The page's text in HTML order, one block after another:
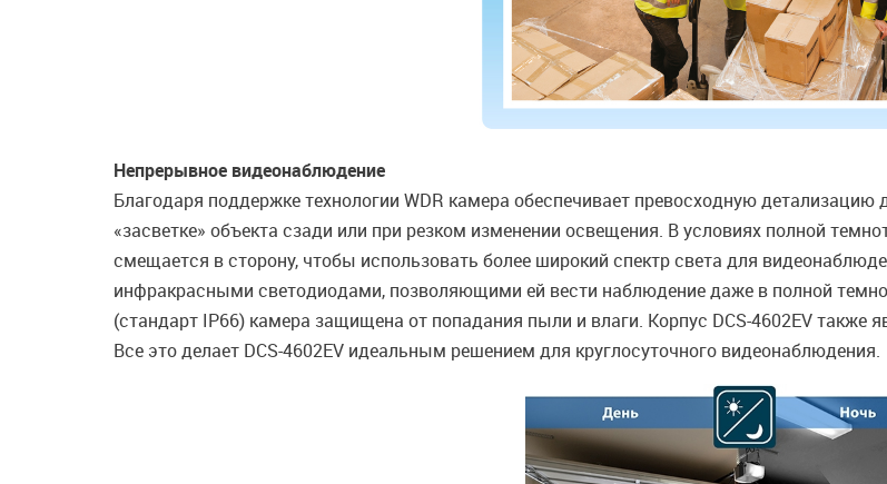
Непрерывное видеонаблюдение
Благодаря поддержке технологии WDR камера обеспечивает превосходную
«засветке» объекта сзади или при резком изменении освещения. В условиях полной
смещается в сторону, чтобы использовать более широкий спектр света для
инфракрасными светодиодами, позволяющими ей вести наблюдение даже в полной
(стандарт IP66) камера защищена от попадания пыли и влаги. Корпус DCS-4602EV также
Все это делает DCS-4602EV идеальным решением для круглосуточного видеонаблюдения.